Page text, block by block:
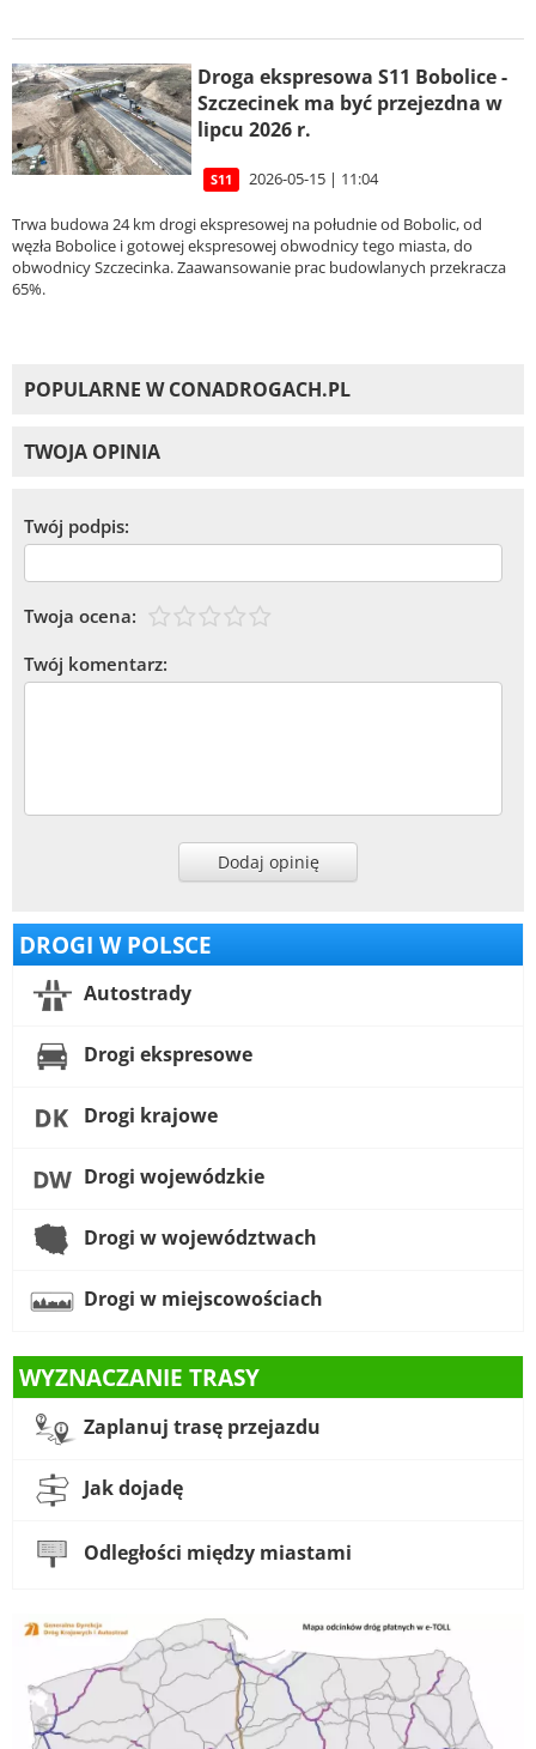
Droga ekspresowa S11 Bobolice -
Szczecinek ma być przejezdna w
lipcu 2026 r.
S11 2026-05-15 | 11:04
Trwa budowa 24 km drogi ekspresowej na południe od Bobolic, od
węzła Bobolice i gotowej ekspresowej obwodnicy tego miasta, do
obwodnicy Szczecinka. Zaawansowanie prac budowlanych przekracza
65%.
POPULARNE W CONADROGACH.PL
TWOJA OPINIA
Twój podpis:
Twoja ocena:
Twój komentarz:
Dodaj opinię
DROGI W POLSCE
Autostrady
Drogi ekspresowe
Drogi krajowe
Drogi wojewódzkie
Drogi w województwach
Drogi w miejscowościach
WYZNACZANIE TRASY
Zaplanuj trasę przejazdu
Jak dojadę
Odległości między miastami